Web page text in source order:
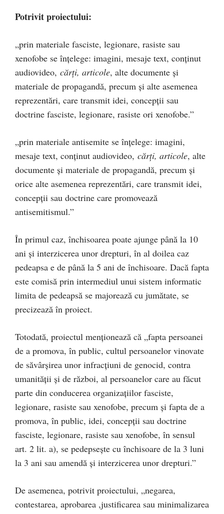
Potrivit proiectului:
„prin materiale fasciste, legionare, rasiste sau
xenofobe se înţelege: imagini, mesaje text, conţinut
audiovideo, cărţi, articole, alte documente şi
materiale de propagandă, precum şi alte asemenea
reprezentări, care transmit idei, concepţii sau
doctrine fasciste, legionare, rasiste ori xenofobe.”
„prin materiale antisemite se înțelege: imagini,
mesaje text, conţinut audiovideo, cărţi, articole, alte
documente şi materiale de propagandă, precum şi
orice alte asemenea reprezentări, care transmit idei,
concepţii sau doctrine care promovează
antisemitismul.”
În primul caz, închisoarea poate ajunge până la 10
ani și interzicerea unor drepturi, în al doilea caz
pedeapsa e de până la 5 ani de închisoare. Dacă fapta
este comisă prin intermediul unui sistem informatic
limita de pedeapsă se majorează cu jumătate, se
precizează în proiect.
Totodată, proiectul menționează că „fapta persoanei
de a promova, în public, cultul persoanelor vinovate
de săvârşirea unor infracţiuni de genocid, contra
umanităţii şi de război, al persoanelor care au făcut
parte din conducerea organizaţiilor fasciste,
legionare, rasiste sau xenofobe, precum şi fapta de a
promova, în public, idei, concepţii sau doctrine
fasciste, legionare, rasiste sau xenofobe, în sensul
art. 2 lit. a), se pedepseşte cu închisoare de la 3 luni
la 3 ani sau amendă şi interzicerea unor drepturi.”
De asemenea, potrivit proiectului, „negarea,
contestarea, aprobarea ,justificarea sau minimalizarea